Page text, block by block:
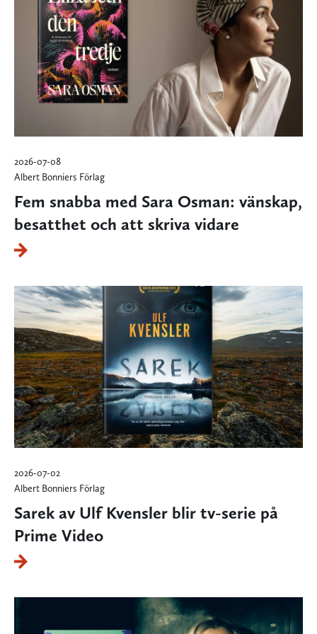
2026-07-08
Albert Bonniers Förlag
Fem snabba med Sara Osman: vänskap,
besatthet och att skriva vidare
2026-07-02
Albert Bonniers Förlag
Sarek av Ulf Kvensler blir tv-serie på
Prime Video